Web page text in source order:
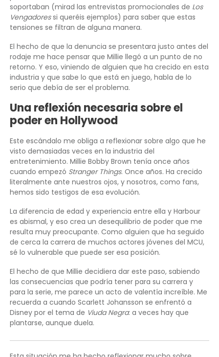
soportaban (mirad las entrevistas promocionales de Los
Vengadoressi queréis ejemplos) para saber que estas
tensiones se filtran de alguna manera.
El hecho de que la denuncia se presentara justo antes del
rodaje me hace pensar que Millie llegó a un punto de no
retorno. Y eso, viniendo de alguien que ha crecido en esta
industria y que sabe lo que está en juego, habla de lo
serio que debía de ser el problema.
Una reflexión necesaria sobre el
poder en Hollywood
Este escándalo me obliga a reflexionar sobre algo que he
visto demasiadas veces en la industria del
entretenimiento. Millie Bobby Brown tenía once años
cuando empezó Stranger Things. Once años. Ha crecido
literalmente ante nuestros ojos, y nosotros, como fans,
hemos sido testigos de esa evolución.
La diferencia de edad y experiencia entre ella y Harbour
es abismal, y eso crea un desequilibrio de poder que me
resulta muy preocupante. Como alguien que ha seguido
de cerca la carrera de muchos actores jóvenes del MCU,
sé lo vulnerable que puede ser esa posición.
El hecho de que Millie decidiera dar este paso, sabiendo
las consecuencias que podría tener para su carrera y
para la serie, me parece un acto de valentía increíble. Me
recuerda a cuando Scarlett Johansson se enfrentó a
Disney por el tema de Viuda Negra: a veces hay que
plantarse, aunque duela.